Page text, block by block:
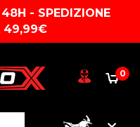
- SPEDIZIONE
49,99€
0